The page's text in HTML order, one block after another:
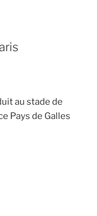
au stade de
Pays de Galles